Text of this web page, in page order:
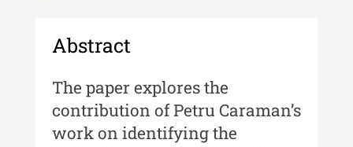
Muzeului de Istorie a Moldovei -
XXIV / 2018
Buletinul ”Ioan Neculce” al
Muzeului de Istorie a Moldovei -
XXIII / 2017
Abstract
The paper explores the
contribution of Petru Caraman’s
work on identifying the